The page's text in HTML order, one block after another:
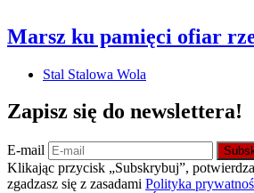
Marsz ku pamięci ofiar
Stal Stalowa Wola
Zapisz się do newslettera!
E-mail
Klikając przycisk „Subskrybuj”,
zgadzasz się z zasadami Polityka